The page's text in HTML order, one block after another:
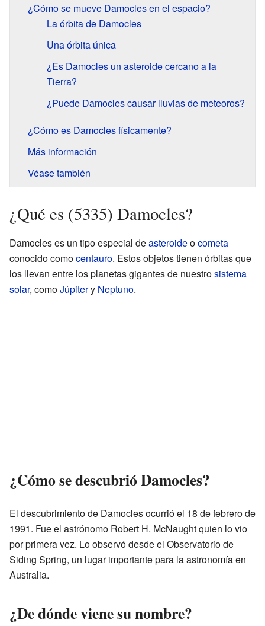
¿Cómo se mueve Damocles en el espacio?
La órbita de Damocles
Una órbita única
¿Es Damocles un asteroide cercano a la
Tierra?
¿Puede Damocles causar lluvias de meteoros?
¿Cómo es Damocles físicamente?
Más información
Véase también
¿Qué es (5335) Damocles?
Damocles es un tipo especial deasteroideocometa
conocido comocentauro. Estos objetos tienen órbitas que
los llevan entre los planetas gigantes de nuestrosistema
solar, comoJúpitery Neptuno.
¿Cómo se descubrió Damocles?
El descubrimiento de Damocles ocurrió el 18 de febrero de
1991. Fue el astrónomo Robert H. McNaught quien lo vio
por primera vez. Lo observó desde el Observatorio de
Siding Spring, un lugar importante para la astronomía en
Australia.
¿De dónde viene su nombre?